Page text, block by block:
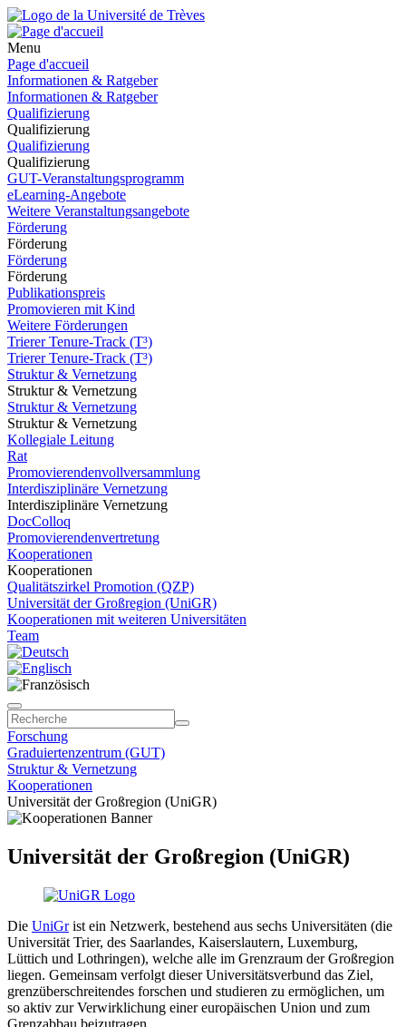
Menu
Page d'accueil
Informationen & Ratgeber
Informationen & Ratgeber
Qualifizierung
Qualifizierung
Qualifizierung
Qualifizierung
GUT-Veranstaltungsprogramm
eLearning-Angebote
Weitere Veranstaltungsangebote
Förderung
Förderung
Förderung
Förderung
Publikationspreis
Promovieren mit Kind
Weitere Förderungen
Trierer Tenure-Track (T³)
Trierer Tenure-Track (T³)
Struktur & Vernetzung
Struktur & Vernetzung
Struktur & Vernetzung
Struktur & Vernetzung
Kollegiale Leitung
Rat
Promovierendenvollversammlung
Interdisziplinäre Vernetzung
Interdisziplinäre Vernetzung
DocColloq
Promovierendenvertretung
Kooperationen
Kooperationen
Qualitätszirkel Promotion (QZP)
Universität der Großregion (UniGR)
Kooperationen mit weiteren Universitäten
Team
Forschung
Graduiertenzentrum (GUT)
Struktur & Vernetzung
Kooperationen
Universität der Großregion (UniGR)
Universität der Großregion (UniGR)
Die UniGrist ein Netzwerk, bestehend aus sechs Universitäten (die
Universität Trier, des Saarlandes, Kaiserslautern, Luxemburg,
Lüttich und Lothringen), welche alle im Grenzraum der Großregion
liegen. Gemeinsam verfolgt dieser Universitätsverbund das Ziel,
grenzüberschreitendes forschen und studieren zu ermöglichen, um
so aktiv zur Verwirklichung einer europäischen Union und zum
Grenzabbau beizutragen.